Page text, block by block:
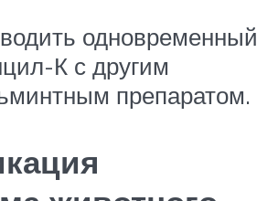
одновременный
К с другим
препаратом.